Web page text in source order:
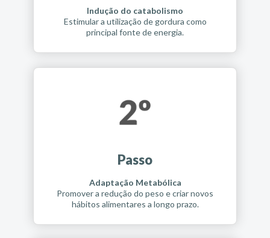
Indução do catabolismo
Estimular a utilização de gordura como
principal fonte de energia.
Passo
Adaptação Metabólica
Promover a redução do peso e criar novos
hábitos alimentares a longo prazo.